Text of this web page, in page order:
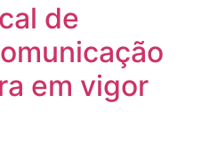
de
em vigor